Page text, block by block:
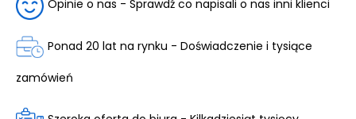
Opinie o nas - Sprawdź co napisali o nas inni klienci
Ponad 20 lat na rynku - Doświadczenie i tysiące
zamówień